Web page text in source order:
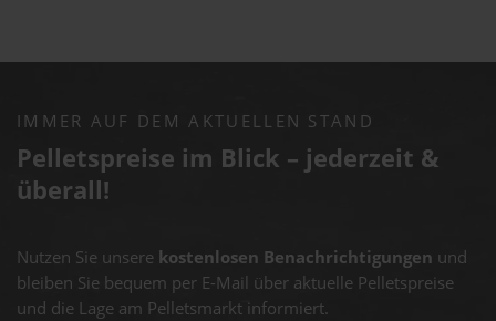
IMMER AUF DEM AKTUELLEN STAND
Pelletspreise im Blick – jederzeit &
überall!
Nutzen Sie unsere kostenlosen Benachrichtigungen und
bleiben Sie bequem per E-Mail über aktuelle Pelletspreise
und die Lage am Pelletsmarkt informiert.